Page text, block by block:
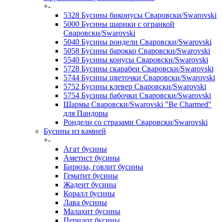
+-
5328 Бусины биконусы Сваровски/Swarovski
5000 Бусины шарики с огранкой
Сваровски/Swarovski
5040 Бусины рондели Сваровски/Swarovski
5058 Бусины барокко Сваровски/Swarovski
5540 Бусины конусы Сваровски/Swarovski
5728 Бусины скарабеи Сваровски/Swarovski
5744 Бусины цветочки Сваровски/Swarovski
5752 Бусины клевер Сваровски/Swarovski
5754 Бусины бабочки Сваровски/Swarovski
Шармы Сваровски/Swarovski "Be Charmed"
для Пандоры
Рондели со стразами Сваровски/Swarovski
Бусины из камней
+-
Агат бусины
Аметист бусины
Бирюза, говлит бусины
Гематит бусины
Жадеит бусины
Коралл бусины
Лава бусины
Малахит бусины
Перидот бусины